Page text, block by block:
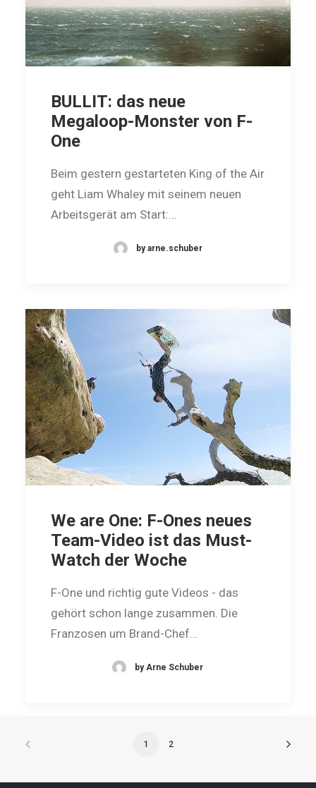
BULLIT: das neue
Megaloop-Monster von F-
One
Beim gestern gestarteten King of the Air
geht Liam Whaley mit seinem neuen
Arbeitsgerät am Start:…
by arne.schuber
We are One: F-Ones neues
Team-Video ist das Must-
Watch der Woche
F-One und richtig gute Videos - das
gehört schon lange zusammen. Die
Franzosen um Brand-Chef…
by Arne Schuber
1 2